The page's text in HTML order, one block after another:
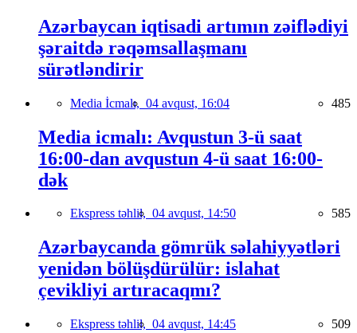
Azərbaycan iqtisadi artımın zəiflədiyi
şəraitdə rəqəmsallaşmanı
sürətləndirir
Media İcmalı, 04 avqust, 16:04 485
Media icmalı: Avqustun 3-ü saat
16:00-dan avqustun 4-ü saat 16:00-
dək
Ekspress təhlil, 04 avqust, 14:50 585
Azərbaycanda gömrük səlahiyyətləri
yenidən bölüşdürülür: islahat
çevikliyi artıracaqmı?
Ekspress təhlil, 04 avqust, 14:45 509